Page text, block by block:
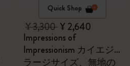
Quick Shop
¥ 3,300¥ 2,640
Impressions of
Impressionism カイエジ
ャーナル
ラージサイズ、無地の